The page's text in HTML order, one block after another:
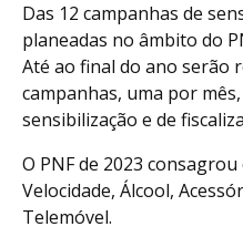
Das 12 campanhas de
planeadas no âmbito do
Até ao final do ano serão
campanhas, uma por
sensibilização e de
O PNF de 2023
Velocidade, Álcool,
Telemóvel.